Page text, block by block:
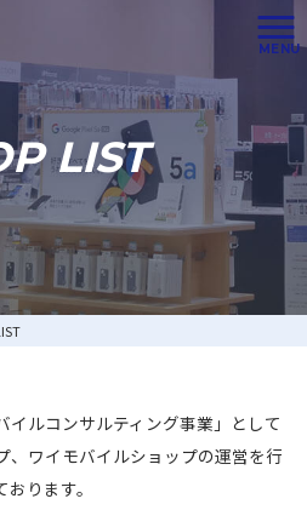
MENU
LIST
イルコンサルティング事業」として
、ワイモバイルショップの運営を行
おります。